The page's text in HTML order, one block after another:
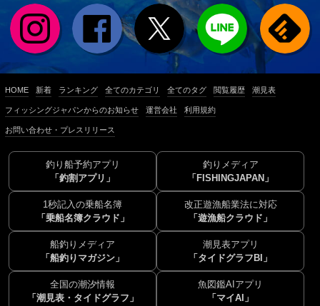
HOME 新着 ランキング 全てのカテゴリ 全てのタグ 閲覧履歴 潮見表
フィッシングジャパンからのお知らせ 運営会社 利用規約
お問い合わせ・プレスリリース
釣り船予約アプリ
「釣割アプリ」
釣りメディア
「FISHINGJAPAN」
1秒記入の乗船名簿
「乗船名簿クラウド」
改正遊漁船業法に対応
「遊漁船クラウド」
船釣りメディア
「船釣りマガジン」
潮見表アプリ
「タイドグラフBI」
全国の潮汐情報
「潮見表・タイドグラフ」
魚図鑑AIアプリ
「マイAI」